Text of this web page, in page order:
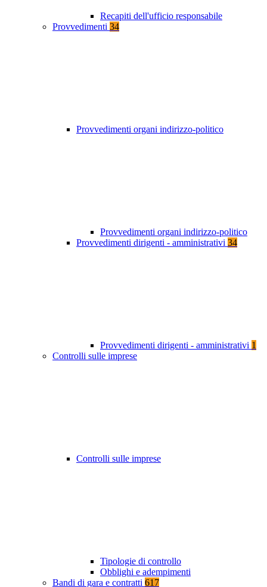
Recapiti dell'ufficio responsabile
Provvedimenti 34
Provvedimenti organi indirizzo-politico
Provvedimenti organi indirizzo-politico
Provvedimenti dirigenti - amministrativi 34
Provvedimenti dirigenti - amministrativi 1
Controlli sulle imprese
Controlli sulle imprese
Tipologie di controllo
Obblighi e adempimenti
Bandi di gara e contratti 617